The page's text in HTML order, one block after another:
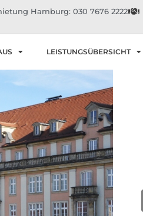
Hamburg: 030 7676 2222
LEISTUNGSÜBERSICHT